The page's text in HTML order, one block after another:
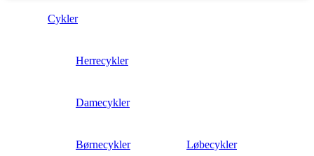
Cykler
Herrecykler
Damecykler
Børnecykler Løbecykler